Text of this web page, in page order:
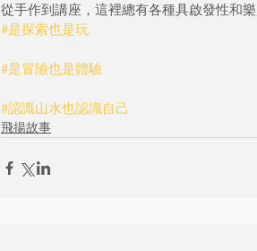
從手作到講座，這裡總有各種具啟發性和
#是探索也是玩
#是冒險也是體驗
#認識山水也認識自己
飛揚故事